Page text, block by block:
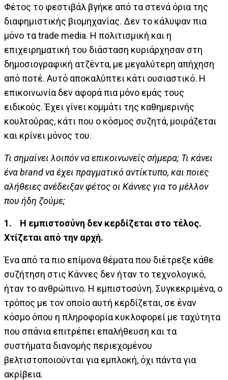
Φέτος το φεστιβάλ βγήκε από τα στενά όρια της
διαφημιστικής βιομηχανίας. Δεν το κάλυψαν πια
μόνο τα trade media. Η πολιτισμική και η
επιχειρηματική του διάσταση κυριάρχησαν στη
δημοσιογραφική ατζέντα, με μεγαλύτερη απήχηση
από ποτέ. Αυτό αποκαλύπτει κάτι ουσιαστικό. Η
επικοινωνία δεν αφορά πια μόνο εμάς τους
ειδικούς. Έχει γίνει κομμάτι της καθημερινής
κουλτούρας, κάτι που ο κόσμος συζητά, μοιράζεται
και κρίνει μόνος του.
Τι σημαίνει λοιπόν να επικοινωνείς σήμερα; Τι κάνει
ένα brand να έχει πραγματικό αντίκτυπο, και ποιες
αλήθειες ανέδειξαν φέτος οι Κάννες για το μέλλον
που ήδη ζούμε;
1. Η εμπιστοσύνη δεν κερδίζεται στο τέλος.
Χτίζεται από την αρχή.
Ένα από τα πιο επίμονα θέματα που διέτρεξε κάθε
συζήτηση στις Κάννες δεν ήταν το τεχνολογικό,
ήταν το ανθρώπινο. Η εμπιστοσύνη. Συγκεκριμένα, ο
τρόπος με τον οποίο αυτή κερδίζεται, σε έναν
κόσμο όπου η πληροφορία κυκλοφορεί με ταχύτητα
που σπάνια επιτρέπει επαλήθευση και τα
συστήματα διανομής περιεχομένου
βελτιστοποιούνται για εμπλοκή, όχι πάντα για
ακρίβεια.